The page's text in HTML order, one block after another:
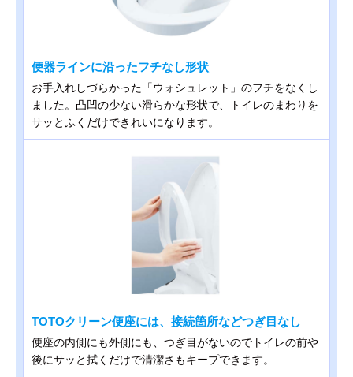
便器ラインに沿ったフチなし形状
お手入れしづらかった「ウォシュレット」のフチをなくし
ました。凸凹の少ない滑らかな形状で、トイレのまわりを
サッとふくだけできれいになります。
TOTOクリーン便座には、接続箇所などつぎ目なし
便座の内側にも外側にも、つぎ目がないのでトイレの前や
後にサッと拭くだけで清潔さもキープできます。